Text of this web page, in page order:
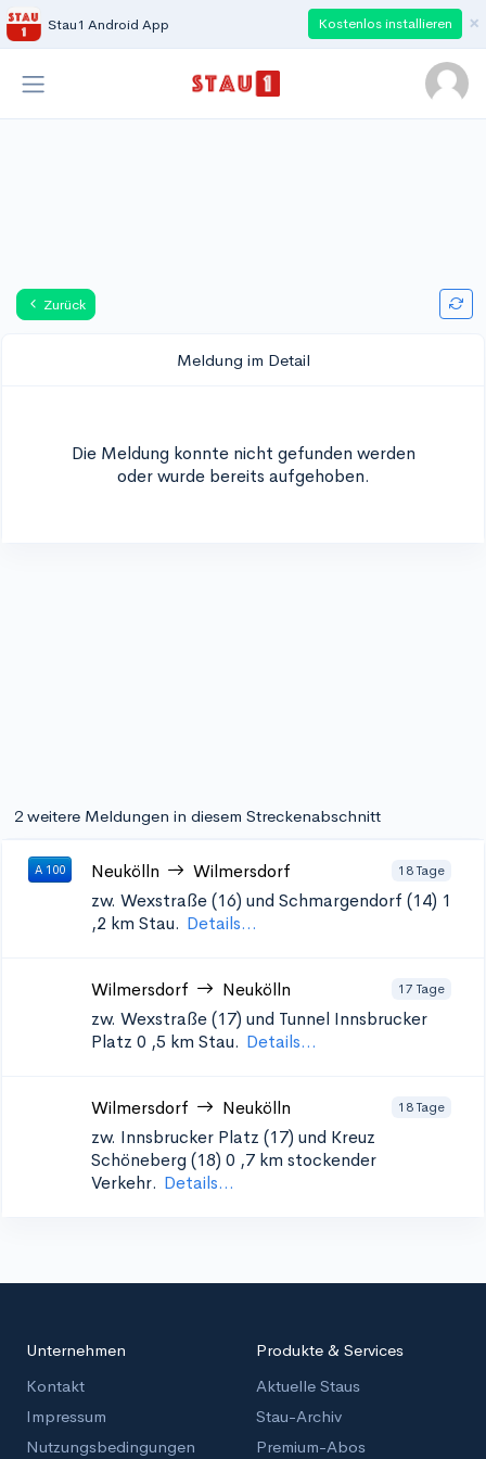
Stau1 Android App Kostenlos installieren ×
Zurück
Meldung im Detail
Die Meldung konnte nicht gefunden werden
oder wurde bereits aufgehoben.
2 weitere Meldungen in diesem Streckenabschnitt
A 100 Neukölln Wilmersdorf 18 Tage
zw. Wexstraße (16) und Schmargendorf (14) 1
,2 km Stau. Details...
Wilmersdorf Neukölln 17 Tage
zw. Wexstraße (17) und Tunnel Innsbrucker
Platz 0 ,5 km Stau. Details...
Wilmersdorf Neukölln 18 Tage
zw. Innsbrucker Platz (17) und Kreuz
Schöneberg (18) 0 ,7 km stockender
Verkehr. Details...
Unternehmen
Kontakt
Impressum
Nutzungsbedingungen
Produkte & Services
Aktuelle Staus
Stau-Archiv
Premium-Abos